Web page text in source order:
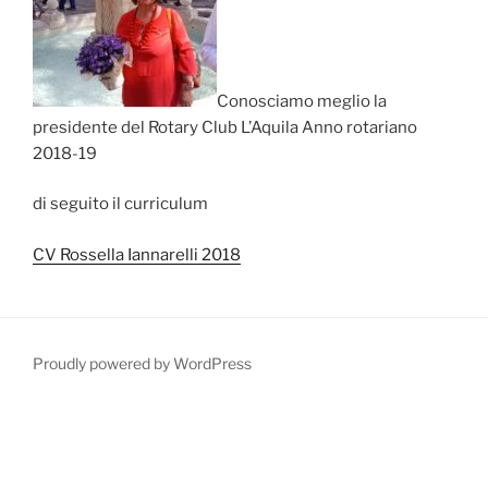
Conosciamo meglio la
presidente del Rotary Club L’Aquila Anno rotariano
2018-19
di seguito il curriculum
CV Rossella Iannarelli 2018
Proudly powered by WordPress